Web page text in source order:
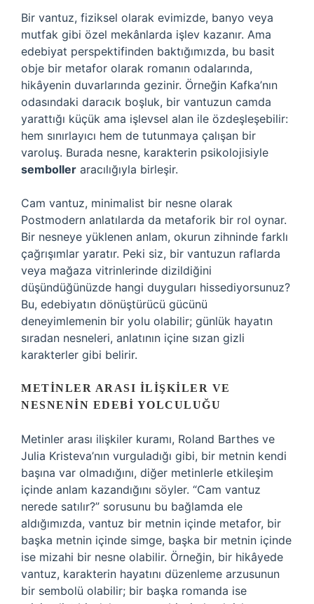
Bir vantuz, fiziksel olarak evimizde, banyo veya
mutfak gibi özel mekânlarda işlev kazanır. Ama
edebiyat perspektifinden baktığımızda, bu basit
obje bir metafor olarak romanın odalarında,
hikâyenin duvarlarında gezinir. Örneğin Kafka’nın
odasındaki daracık boşluk, bir vantuzun camda
yarattığı küçük ama işlevsel alan ile özdeşleşebilir:
hem sınırlayıcı hem de tutunmaya çalışan bir
varoluş. Burada nesne, karakterin psikolojisiyle
semboller aracılığıyla birleşir.
Cam vantuz, minimalist bir nesne olarak
Postmodern anlatılarda da metaforik bir rol oynar.
Bir nesneye yüklenen anlam, okurun zihninde farklı
çağrışımlar yaratır. Peki siz, bir vantuzun raflarda
veya mağaza vitrinlerinde dizildiğini
düşündüğünüzde hangi duyguları hissediyorsunuz?
Bu, edebiyatın dönüştürücü gücünü
deneyimlemenin bir yolu olabilir; günlük hayatın
sıradan nesneleri, anlatının içine sızan gizli
karakterler gibi belirir.
METINLER ARASI İLIŞKILER VE
NESNENIN EDEBI YOLCULUĞU
Metinler arası ilişkiler kuramı, Roland Barthes ve
Julia Kristeva’nın vurguladığı gibi, bir metnin kendi
başına var olmadığını, diğer metinlerle etkileşim
içinde anlam kazandığını söyler. “Cam vantuz
nerede satılır?” sorusunu bu bağlamda ele
aldığımızda, vantuz bir metnin içinde metafor, bir
başka metnin içinde simge, başka bir metnin içinde
ise mizahi bir nesne olabilir. Örneğin, bir hikâyede
vantuz, karakterin hayatını düzenleme arzusunun
bir sembolü olabilir; bir başka romanda ise